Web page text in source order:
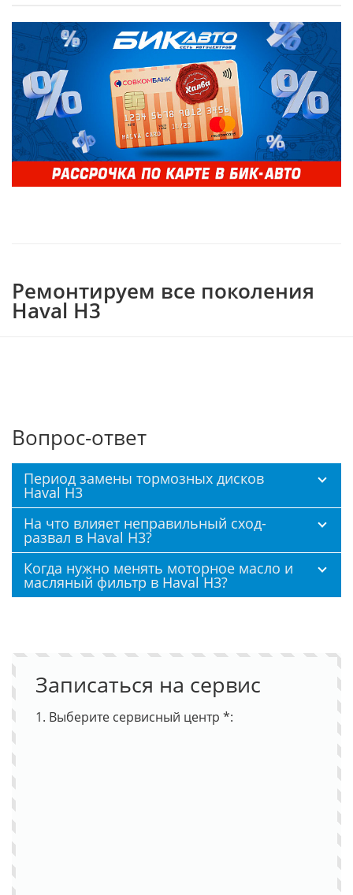
Ремонтируем все поколения
Haval H3
Вопрос-ответ
Период замены тормозных дисков
Haval H3
На что влияет неправильный сход-
развал в Haval H3?
Когда нужно менять моторное масло и
масляный фильтр в Haval H3?
Записаться на сервис
1. Выберите сервисный центр *: